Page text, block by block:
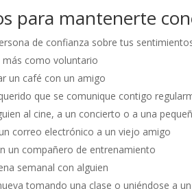
para mantenerte
de confianza sobre tus
más como voluntario
un café con un amigo
que se comunique contigo
al cine, a un concierto o a una
correo electrónico a un viejo amigo
un compañero de entrenamiento
semanal con alguien
tomando una clase o uniéndose a